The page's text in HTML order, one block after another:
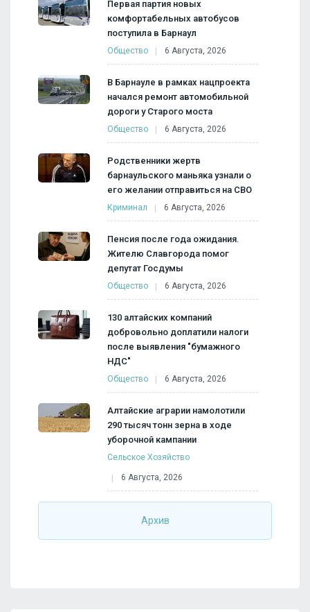
Первая партия новых
комфортабельных автобусов
поступила в Барнаул
Общество 6 Августа, 2026
В Барнауле в рамках нацпроекта
начался ремонт автомобильной
дороги у Старого моста
Общество 6 Августа, 2026
Родственники жертв
барнаульского маньяка узнали о
его желании отправиться на СВО
Криминал 6 Августа, 2026
Пенсия после года ожидания.
Жителю Славгорода помог
депутат Госдумы
Общество 6 Августа, 2026
130 алтайских компаний
добровольно доплатили налоги
после выявления "бумажного
НДС"
Общество 6 Августа, 2026
Алтайские аграрии намолотили
290 тысяч тонн зерна в ходе
уборочной кампании
Сельское Хозяйство
6 Августа, 2026
Архив